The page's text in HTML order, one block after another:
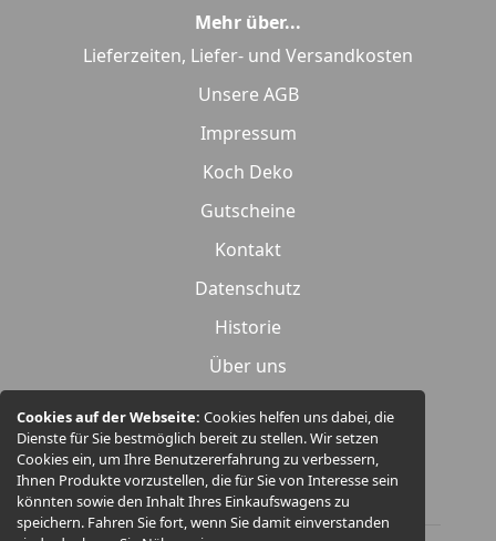
Cookies auf der Webseite:Cookies helfen uns dabei, die
Dienste für Sie bestmöglich bereit zu stellen. Wir setzen
Cookies ein, um Ihre Benutzererfahrung zu verbessern,
Ihnen Produkte vorzustellen, die für Sie von Interesse sein
könnten sowie den Inhalt Ihres Einkaufswagens zu
speichern. Fahren Sie fort, wenn Sie damit einverstanden
Mehr über...
Lieferzeiten, Liefer- und Versandkosten
Unsere AGB
Impressum
Koch Deko
Gutscheine
Kontakt
Datenschutz
Historie
Über uns
Produktübersicht